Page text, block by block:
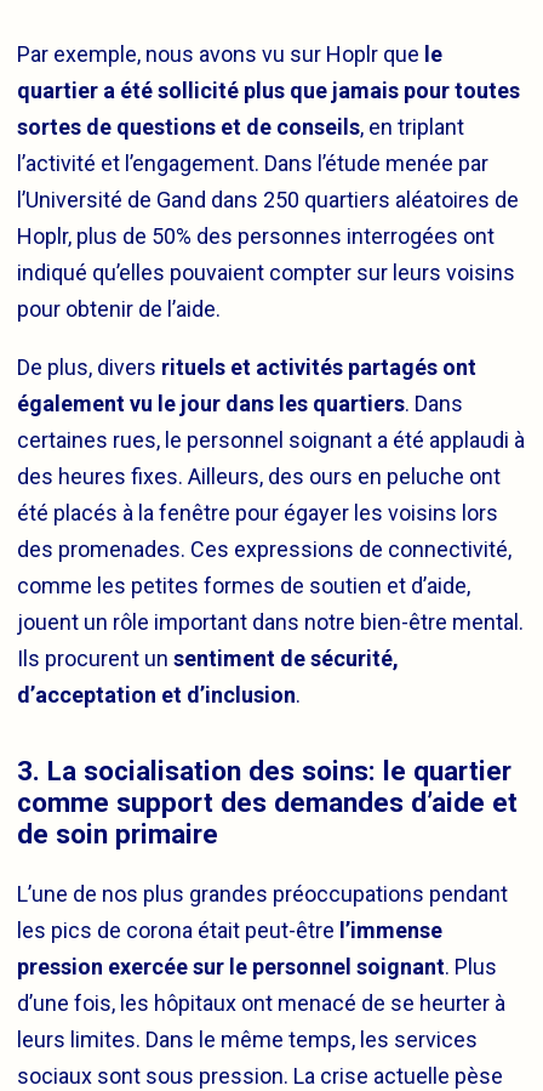
Par exemple, nous avons vu sur Hoplr que le
quartier a été sollicité plus que jamais pour toutes
sortes de questions et de conseils, en triplant
l’activité et l’engagement. Dans l’étude menée par
l’Université de Gand dans 250 quartiers aléatoires de
Hoplr, plus de 50% des personnes interrogées ont
indiqué qu’elles pouvaient compter sur leurs voisins
pour obtenir de l’aide.
De plus, divers rituels et activités partagés ont
également vu le jour dans les quartiers. Dans
certaines rues, le personnel soignant a été applaudi à
des heures fixes. Ailleurs, des ours en peluche ont
été placés à la fenêtre pour égayer les voisins lors
des promenades. Ces expressions de connectivité,
comme les petites formes de soutien et d’aide,
jouent un rôle important dans notre bien-être mental.
Ils procurent un sentiment de sécurité,
d’acceptation et d’inclusion.
3. La socialisation des soins: le quartier
comme support des demandes d’aide et
de soin primaire
L’une de nos plus grandes préoccupations pendant
les pics de corona était peut-être l’immense
pression exercée sur le personnel soignant. Plus
d’une fois, les hôpitaux ont menacé de se heurter à
leurs limites. Dans le même temps, les services
sociaux sont sous pression. La crise actuelle pèse